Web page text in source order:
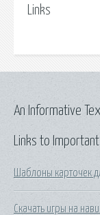
Links
Links to
Шаблоны карточек
Скачать игры на
An Informative